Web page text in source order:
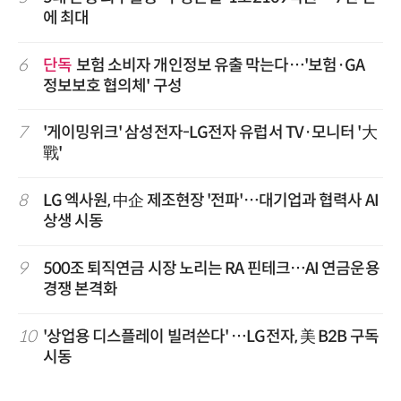
에 최대
6 단독 보험 소비자 개인정보 유출 막는다…'보험·GA
정보보호 협의체' 구성
7
'게이밍위크' 삼성전자-LG전자 유럽서 TV·모니터 '大
戰'
8
LG 엑사원, 中企 제조현장 '전파'…대기업과 협력사 AI
상생 시동
9
500조 퇴직연금 시장 노리는 RA 핀테크…AI 연금운용
경쟁 본격화
10 '상업용 디스플레이 빌려쓴다' …LG전자, 美 B2B 구독
시동